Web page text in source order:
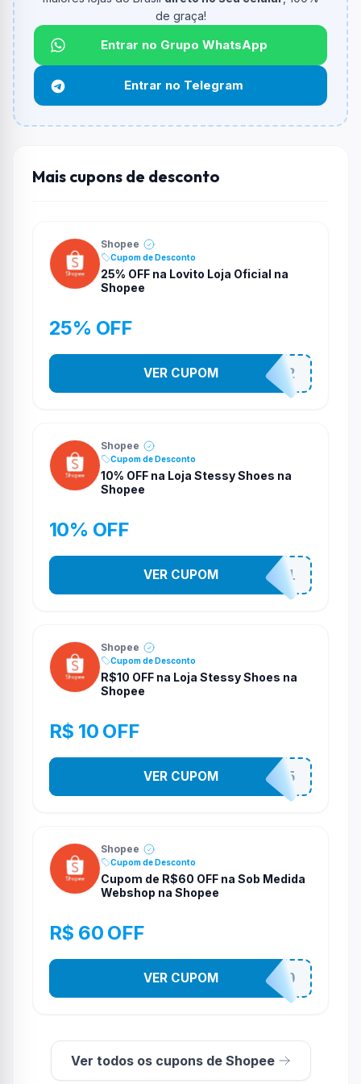
Não informado ou sem limite.
Funciona em qualquer produto?
Não necessariamente. Depende de itens participantes
e alguns vendedores ou produtos especificos podem
não aceitar cupons.
de graça!
Entrar no Grupo WhatsApp
Entrar no Telegram
Mais cupons de desconto
Shopee
Cupom de Desconto
25% OFF na Lovito Loja Oficial na
Shopee
25% OFF
141525852
VER CUPOM
Shopee
Cupom de Desconto
10% OFF na Loja Stessy Shoes na
Shopee
10% OFF
STES2541
VER CUPOM
Shopee
Cupom de Desconto
R$10 OFF na Loja Stessy Shoes na
Shopee
R$ 10 OFF
STES2525
VER CUPOM
Shopee
Cupom de Desconto
Cupom de R$60 OFF na Sob Medida
Webshop na Shopee
R$ 60 OFF
SOBM60400
VER CUPOM
Ver todos os cupons de Shopee